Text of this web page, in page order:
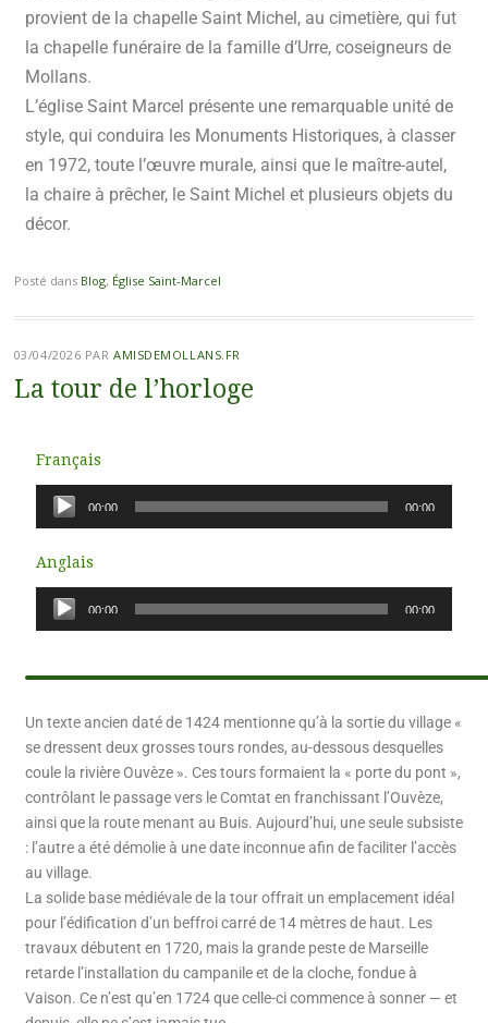
provient de la chapelle Saint Michel, au cimetière, qui fut
la chapelle funéraire de la famille d’Urre, coseigneurs de
Mollans.
L’église Saint Marcel présente une remarquable unité de
style, qui conduira les Monuments Historiques, à classer
en 1972, toute l’œuvre murale, ainsi que le maître-autel,
la chaire à prêcher, le Saint Michel et plusieurs objets du
décor.
Posté dans Blog, Église Saint-Marcel
03/04/2026 PARAMISDEMOLLANS.FR
La tour de l’horloge
Français
Lecteur
audio
00:00 00:00
Anglais
Lecteur
audio
00:00 00:00
Un texte ancien daté de 1424 mentionne qu’à la sortie du village «
se dressent deux grosses tours rondes, au-dessous desquelles
coule la rivière Ouvèze ». Ces tours formaient la « porte du pont »,
contrôlant le passage vers le Comtat en franchissant l’Ouvèze,
ainsi que la route menant au Buis. Aujourd’hui, une seule subsiste
: l’autre a été démolie à une date inconnue afin de faciliter l’accès
au village.
La solide base médiévale de la tour offrait un emplacement idéal
pour l’édification d’un beffroi carré de 14 mètres de haut. Les
travaux débutent en 1720, mais la grande peste de Marseille
retarde l’installation du campanile et de la cloche, fondue à
Vaison. Ce n’est qu’en 1724 que celle-ci commence à sonner — et